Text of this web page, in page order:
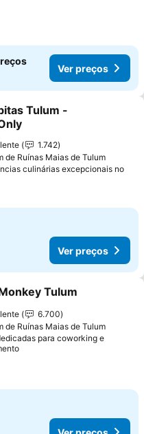
Ver preços
aos favoritos
Tulum -
1.742
de Ruínas Maias de Tulum
culinárias excepcionais no
Ver preços
aos favoritos
Tulum
6.700
de Ruínas Maias de Tulum
para coworking e